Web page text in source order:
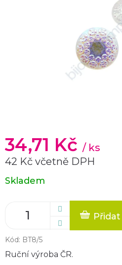
34,71 Kč / ks
42 Kč včetně DPH
Měrná
cena:
Skladem
Kód: BT8/5
Ruční výroba ČR.